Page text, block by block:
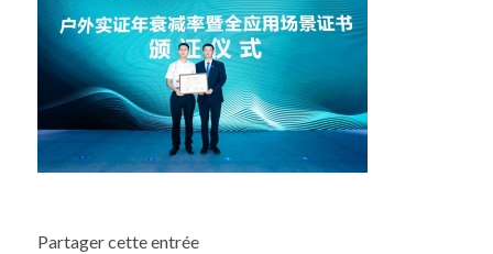
Partager cette entrée